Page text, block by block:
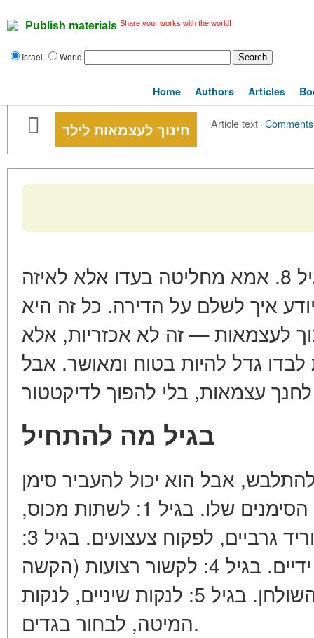
Publish materials Share your works with the world!
Israel World
Home Authors Articles
חינוך לעצמאות לילד Article text·Comments
ילד לא יודע לקשור רצועות בגיל 8. אמא מחליטה בעדו אלא לאיזה
איך לשלם על הדירה. כל זה היא
לעצמאות — זה לא אכזריות, אלא
גדל להיות בטוח ומאושר. אבל
בגיל מה להתחיל
אבל הוא יכול להעביר סימן
שהוא רוצה לאכול. תכבדו את הסימנים שלו. בגיל 1: לשתות מכוס,
להחזיק סכין. בגיל 2: להוריד גרביים, לפקוח צעצועים. בגיל 3:
להתלבש (בחלק), להרחיץ ידיים. בגיל 4: לקשור רצועות (הקשה
ביותר), לעזור להכין את השולחן. בגיל 5: לנקות שיניים, לנקות
המיטה, לבחור בגדים.